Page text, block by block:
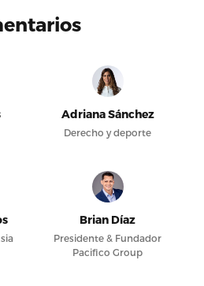
Adriana Sánchez
Derecho y deporte
Brian Díaz
Presidente & Fundador
Pacifico Group